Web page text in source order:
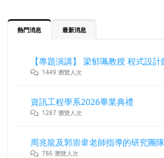
熱門消息 最新消息
1449 瀏覽人次
資訊工程學系2026畢業典禮
1287 瀏覽人次
786 瀏覽人次